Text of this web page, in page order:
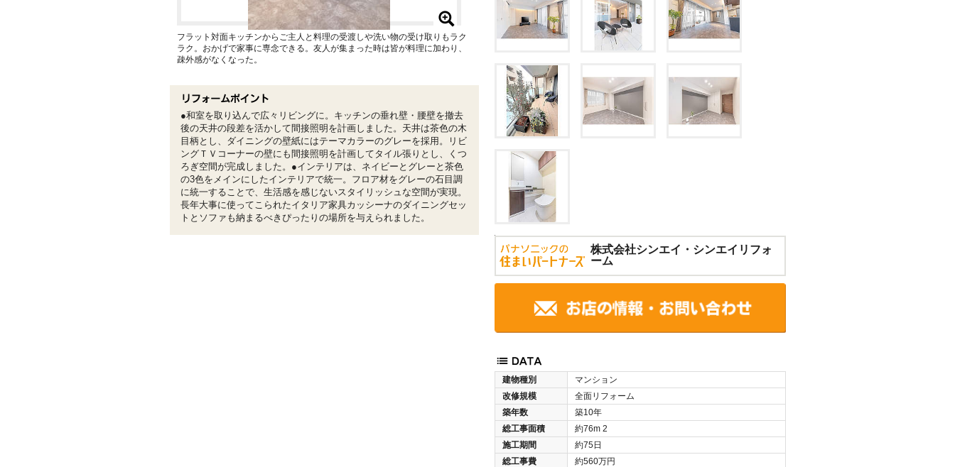
株式会社シンエイ・シンエイリフォ
ーム
建物種別
マンション
改修規模
全面リフォーム
築年数
築10年
総工事面積
約76m 2
施工期間
約75日
総工事費
約560万円
フラット対面キッチンからご主人と料理の受渡しや洗い物の受け取りもラク
ラク。おかげで家事に専念できる。友人が集まった時は皆が料理に加わり、
疎外感がなくなった。
●和室を取り込んで広々リビングに。キッチンの垂れ壁・腰壁を撤去
後の天井の段差を活かして間接照明を計画しました。天井は茶色の木
目柄とし、ダイニングの壁紙にはテーマカラーのグレーを採用。リビ
ングＴＶコーナーの壁にも間接照明を計画してタイル張りとし、くつ
ろぎ空間が完成しました。●インテリアは、ネイビーとグレーと茶色
の3色をメインにしたインテリアで統一。フロア材をグレーの石目調
に統一することで、生活感を感じないスタイリッシュな空間が実現。
長年大事に使ってこられたイタリア家具カッシーナのダイニングセッ
トとソファも納まるべきぴったりの場所を与えられました。